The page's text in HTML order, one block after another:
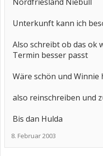
Unterkunft kann ich
Also schreibt ob das ok
Termin besser passt
Wäre schön und
also reinschreiben und
Bis dan Hulda
8. Februar 2003